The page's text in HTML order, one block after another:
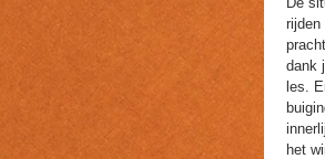
rijden
dank
les.
het